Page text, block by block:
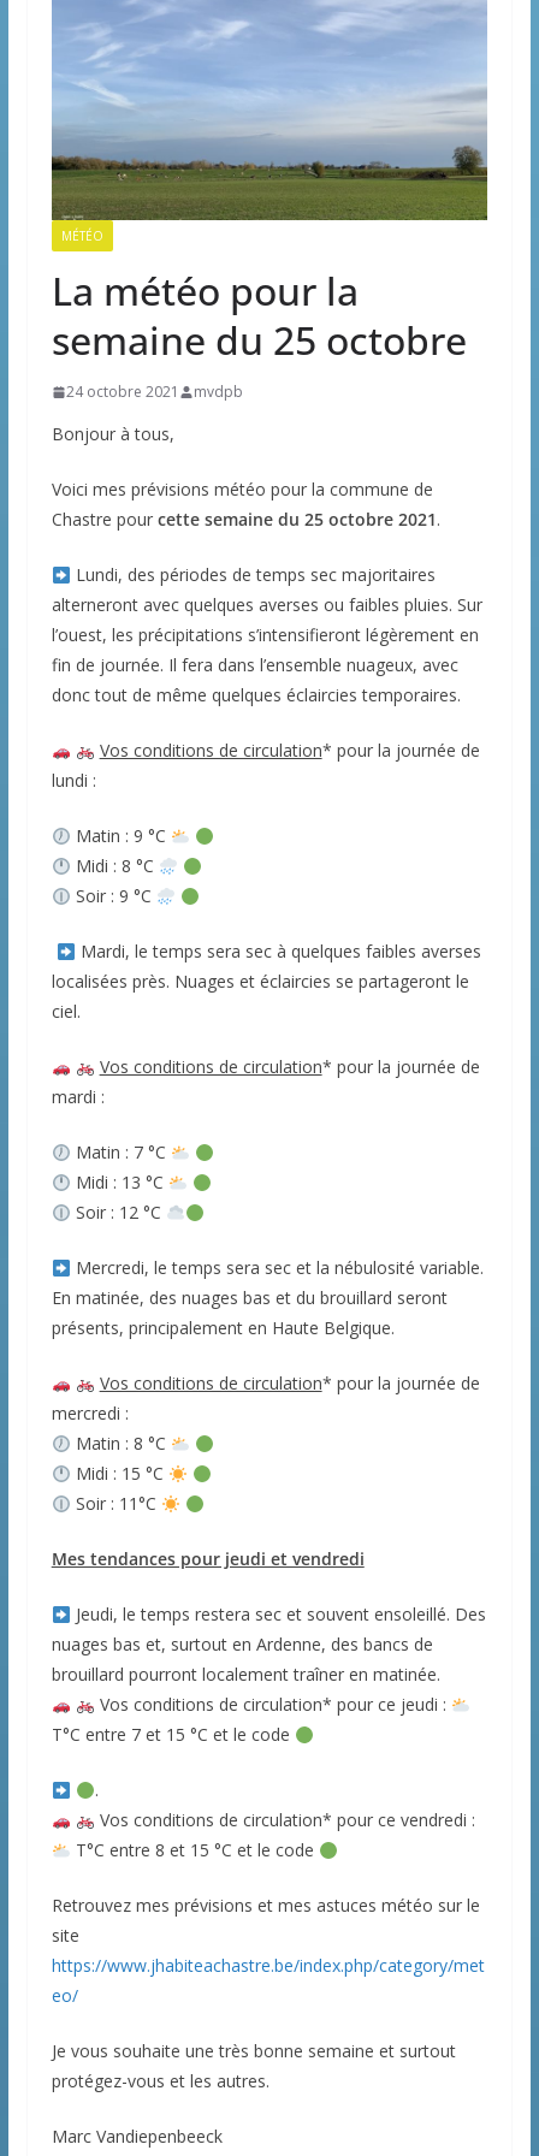
MÉTÉO
La météo pour la
semaine du 25 octobre
24 octobre 2021 mvdpb
Bonjour à tous,
Voici mes prévisions météo pour la commune de
Chastre pour cette semaine du 25 octobre 2021.
Lundi, des périodes de temps sec majoritaires
alterneront avec quelques averses ou faibles pluies. Sur
l’ouest, les précipitations s’intensifieront légèrement en
fin de journée. Il fera dans l’ensemble nuageux, avec
donc tout de même quelques éclaircies temporaires.
Vos conditions de circulation* pour la journée de
lundi :
Matin : 9 °C
Midi : 8 °C
Soir : 9 °C
Mardi, le temps sera sec à quelques faibles averses
localisées près. Nuages et éclaircies se partageront le
ciel.
Vos conditions de circulation* pour la journée de
mardi :
Matin : 7 °C
Midi : 13 °C
Soir : 12 °C
Mercredi, le temps sera sec et la nébulosité variable.
En matinée, des nuages bas et du brouillard seront
présents, principalement en Haute Belgique.
Vos conditions de circulation* pour la journée de
mercredi :
Matin : 8 °C
Midi : 15 °C
Soir : 11°C
Mes tendances pour jeudi et vendredi
Jeudi, le temps restera sec et souvent ensoleillé. Des
nuages bas et, surtout en Ardenne, des bancs de
brouillard pourront localement traîner en matinée.
Vos conditions de circulation* pour ce jeudi :
T°C entre 7 et 15 °C et le code
.
Vos conditions de circulation* pour ce vendredi :
T°C entre 8 et 15 °C et le code
Retrouvez mes prévisions et mes astuces météo sur le
site
https://www.jhabiteachastre.be/index.php/category/met
eo/
Je vous souhaite une très bonne semaine et surtout
protégez-vous et les autres.
Marc Vandiepenbeeck